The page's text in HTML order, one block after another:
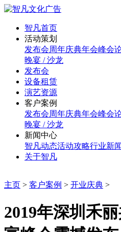
智凡首页
活动策划
发布会周年庆典年会峰会
晚宴 / 沙龙
发布会
设备租赁
演艺资源
客户案例
发布会周年庆典年会峰会
晚宴 / 沙龙
新闻中心
智凡动态活动攻略行业新闻
关于智凡
主页 > 客户案例 > 开业庆典 >
2019年深圳禾